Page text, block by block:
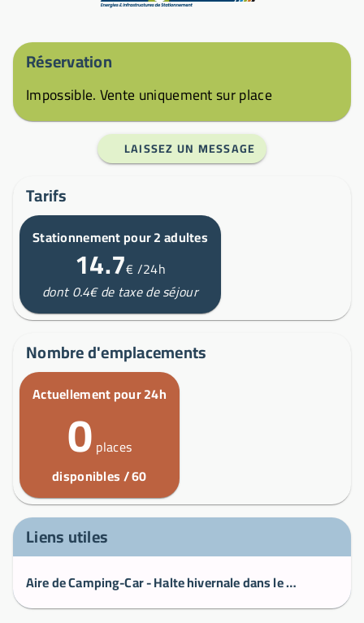
Réservation
Impossible. Vente uniquement sur place
LAISSEZ UN MESSAGE
Tarifs
Stationnement pour 2 adultes
14.7€/24h
dont 0.4€ de taxe de séjour
Nombre d'emplacements
Actuellement pour 24h
0 places
disponibles / 60
Liens utiles
Aire de Camping-Car - Halte hivernale dans le Morbihan